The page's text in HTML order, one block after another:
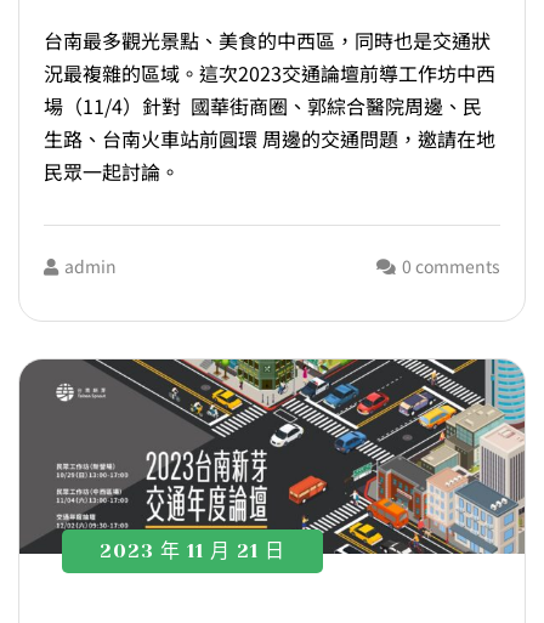
台南最多觀光景點、美食的中西區，同時也是交通狀
況最複雜的區域。這次2023交通論壇前導工作坊中西
場（11/4）針對 ​ 國華街商圈、郭綜合醫院周邊、民
生路、台南火車站前圓環 周邊的交通問題，邀請在地
民眾一起討論。
admin 0 comments
2023 年 11 月 21 日